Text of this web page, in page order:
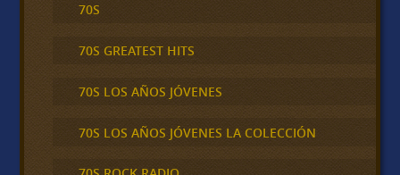
70S
70S GREATEST HITS
70S LOS AÑOS JÓVENES
70S LOS AÑOS JÓVENES LA COLECCIÓN